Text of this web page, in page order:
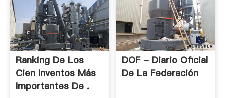
Ranking De Los
Cien Inventos Más
Importantes De .
DOF - Diario Oficial
De La Federación